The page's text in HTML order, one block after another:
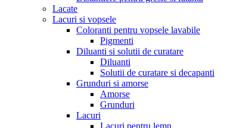
Lacate
Lacuri si vopsele
Coloranti pentru vopsele lavabile
Pigmenti
Diluanti si solutii de curatare
Diluanti
Solutii de curatare si decapanti
Grunduri si amorse
Amorse
Grunduri
Lacuri
Lacuri pentru lemn